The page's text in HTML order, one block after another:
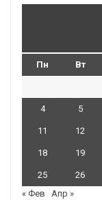
Пн Вт
4 5
11 12
18 19
25 26
« Фев
Апр »